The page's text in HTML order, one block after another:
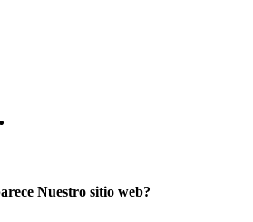
Nuestro sitio web?